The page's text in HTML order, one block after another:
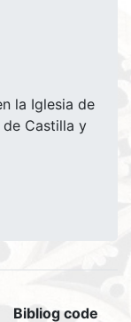
la Iglesia de
de Castilla y
Bibliog code